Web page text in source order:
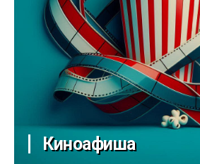
Киноафиша